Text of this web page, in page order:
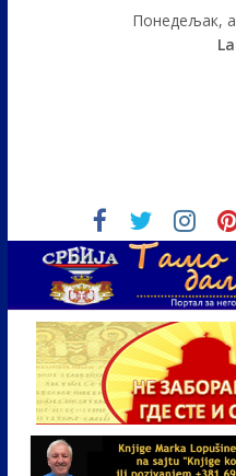
Понедељак,